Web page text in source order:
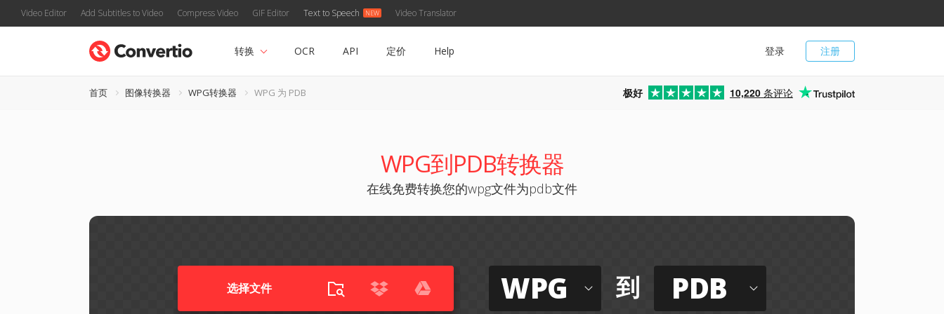
Video Editor Add Subtitles to Video Compress Video GIF Editor Text to Speech Video Translator
注册
登录
转换 OCR API 定价 Help
首页 图像转换器 WPG转换器 WPG 为 PDB 极好 10,220 条评论
WPG到PDB转换器
在线免费转换您的wpg文件为pdb文件
选择文件 WPG 到 PDB